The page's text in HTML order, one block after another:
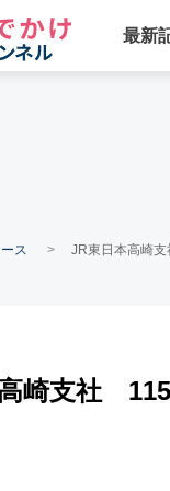
最新
ス JR東日本高崎
高崎支社